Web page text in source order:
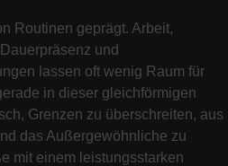
Routinen geprägt. Arbeit,
und
lassen oft wenig Raum für
in dieser gleichförmigen
Grenzen zu überschreiten, aus
das Außergewöhnliche zu
mit einem leistungsstarken